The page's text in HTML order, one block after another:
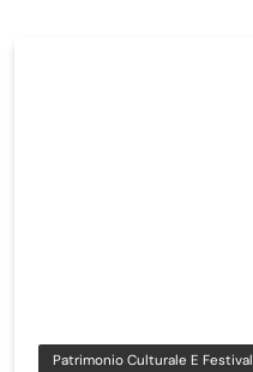
Patrimonio Culturale E Festival